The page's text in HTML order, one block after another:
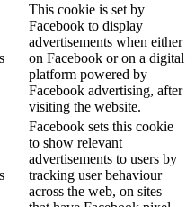
This cookie is set by
Facebook to display
advertisements when either
on Facebook or on a digital
platform powered by
Facebook advertising, after
visiting the website.
Facebook sets this cookie
to show relevant
advertisements to users by
tracking user behaviour
across the web, on sites